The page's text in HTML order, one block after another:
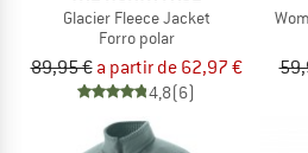
Glacier Fleece Jacket
Forro polar
89,95 € a partir de 62,97 €
4,8(6)